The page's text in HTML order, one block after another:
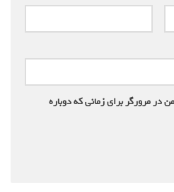
در مرورگر برای زمانی که دوباره